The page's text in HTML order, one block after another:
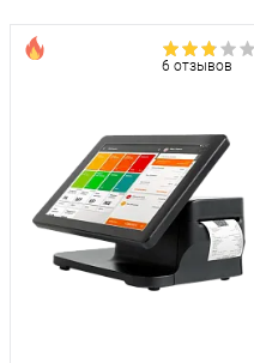
6 отзывов